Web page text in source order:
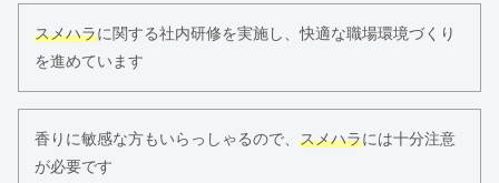
スメハラに関する社内研修を実施し、快適な職場環境づくり
を進めています
香りに敏感な方もいらっしゃるので、 スメハラには十分注意
が必要です